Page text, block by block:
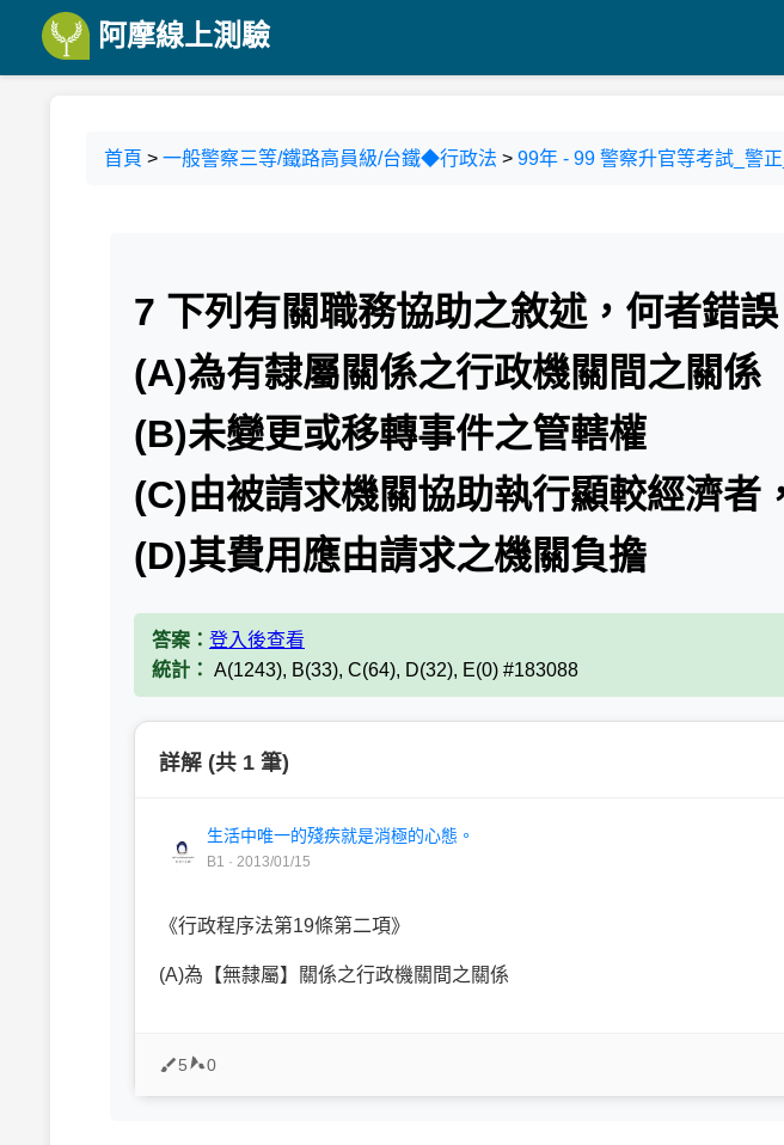
阿摩線上測驗
首頁 > 一般警察三等/鐵路高員級/台鐵◆行政法 > 99年 - 99 警察升官等考試_警
7 下列有關職務協助之敘述，何者錯誤
(A)為有隸屬關係之行政機關間之關係
(B)未變更或移轉事件之管轄權
(C)由被請求機關協助執行顯較經濟者
(D)其費用應由請求之機關負擔
答案： 登入後查看
統計： A(1243), B(33), C(64), D(32), E(0) #183088
詳解 (共 1 筆)
生活中唯一的殘疾就是消極的心態。
B1 · 2013/01/15
《行政程序法第19條第二項》
(A)為【無隸屬】關係之行政機關間之關係
5 0